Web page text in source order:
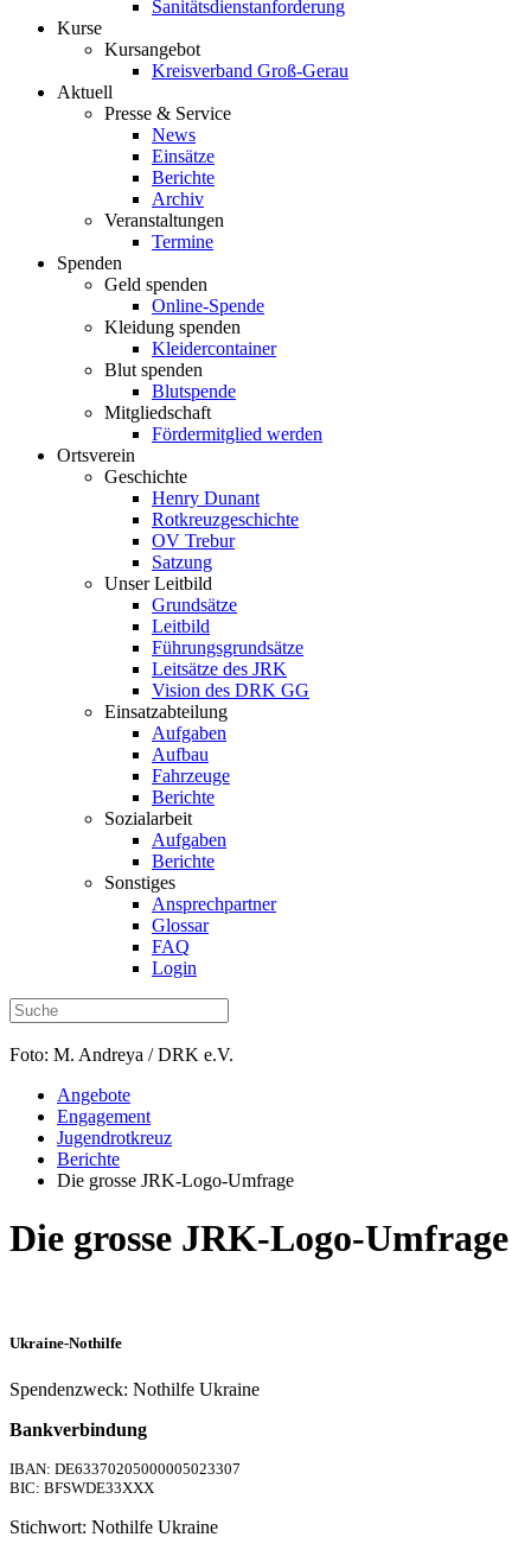
Sanitätsdienstanforderung
Kurse
Kursangebot
Kreisverband Groß-Gerau
Aktuell
Presse & Service
News
Einsätze
Berichte
Archiv
Veranstaltungen
Termine
Spenden
Geld spenden
Online-Spende
Kleidung spenden
Kleidercontainer
Blut spenden
Blutspende
Mitgliedschaft
Fördermitglied werden
Ortsverein
Geschichte
Henry Dunant
Rotkreuzgeschichte
OV Trebur
Satzung
Unser Leitbild
Grundsätze
Leitbild
Führungsgrundsätze
Leitsätze des JRK
Vision des DRK GG
Einsatzabteilung
Aufgaben
Aufbau
Fahrzeuge
Berichte
Sozialarbeit
Aufgaben
Berichte
Sonstiges
Ansprechpartner
Glossar
FAQ
Login
Foto: M. Andreya / DRK e.V.
Angebote
Engagement
Jugendrotkreuz
Berichte
Die grosse JRK-Logo-Umfrage
Die grosse JRK-Logo-Umfrage
Ukraine-Nothilfe
Spendenzweck: Nothilfe Ukraine
Bankverbindung
IBAN: DE63370205000005023307
BIC: BFSWDE33XXX
Stichwort: Nothilfe Ukraine